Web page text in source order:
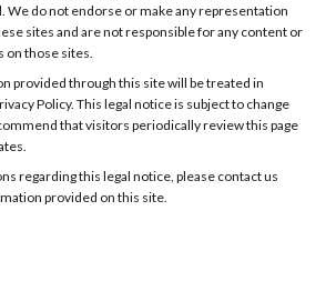
We do not endorse or make any representation
sites and are not responsible for any content or
those sites.
provided through this site will be treated in
Policy. This legal notice is subject to change
that visitors periodically review this page
regarding this legal notice, please contact us
provided on this site.